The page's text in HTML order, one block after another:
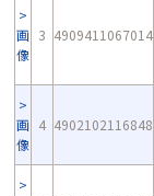
画
像
3 4909411067014
画
像
4 4902102116848